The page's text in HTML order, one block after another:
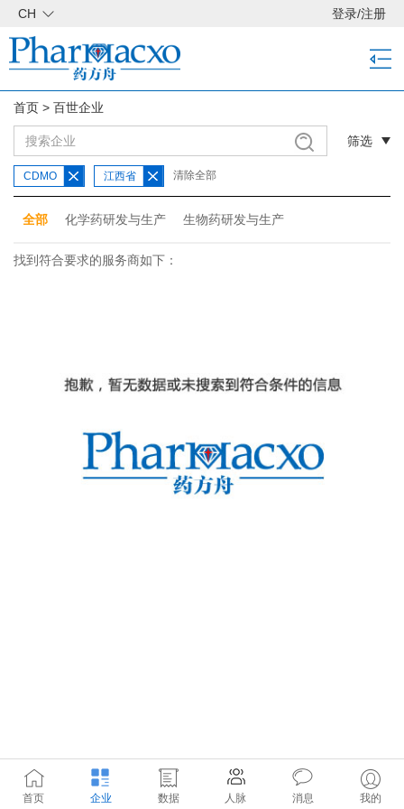
CH 登录/注册
首页 > 百世企业
筛选
CDMO 江西省 清除全部
全部 化学药研发与生产 生物药研发与生产
找到符合要求的服务商如下：
首页 企业 数据 人脉 消息 我的